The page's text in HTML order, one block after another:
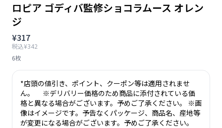
ロピア ゴディバ監修ショコラムース オレン
ジ
¥317
税込¥342
6枚
*店頭の値引き、ポイント、クーポン等は適用されませ
ん。 ※デリバリー価格のため商品に添付されている価
格と異なる場合がございます。予めご了承ください。 ※画
像はイメージです。予告なくパッケージ、商品名、産地等
が変更になる場合がございます。予めご了承ください。